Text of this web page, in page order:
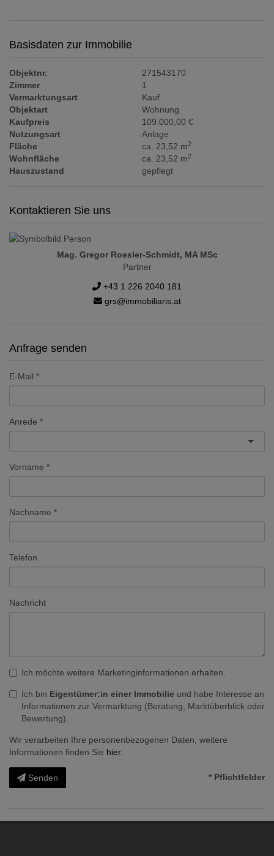
Basisdaten zur Immobilie
Objektnr.
271543170
Zimmer
1
Vermarktungsart
Kauf
Objektart
Wohnung
Kaufpreis
109.000,00 €
Nutzungsart
Anlage
Fläche
ca. 23,52 m2
Wohnfläche ca. 23,52 m2
Hauszustand gepflegt
Kontaktieren Sie uns
Mag. Gregor Roesler-Schmidt, MA MSc
Partner
+43 1 226 2040 181
grs@immobiliaris.at
Anfrage senden
E-Mail
Anrede
Vorname
Nachname
Telefon
Nachricht
Ich möchte weitere Marketinginformationen erhalten.
Ich bin Eigentümer:in einer Immobilie und habe Interesse an
Informationen zur Vermarktung (Beratung, Marktüberblick oder
Bewertung).
Wir verarbeiten Ihre personenbezogenen Daten, weitere
Informationen finden Sie hier.
Senden * Pflichtfelder